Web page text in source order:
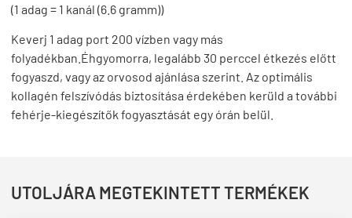
(1 adag = 1 kanál (6.6 gramm))
Keverj 1 adag port 200 vízben vagy más
folyadékban.Éhgyomorra, legalább 30 perccel étkezés előtt
fogyaszd, vagy az orvosod ajánlása szerint. Az optimális
kollagén felszívódás biztosítása érdekében kerüld a további
fehérje-kiegészítők fogyasztását egy órán belül.
UTOLJÁRA MEGTEKINTETT TERMÉKEK